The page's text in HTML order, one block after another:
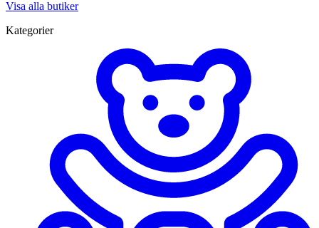
Visa alla butiker
Kategorier